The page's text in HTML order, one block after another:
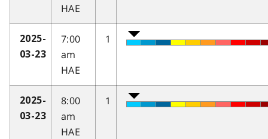
HAE
2025-
03-23
7:00
am
HAE
1
2025-
03-23
8:00
am
HAE
1